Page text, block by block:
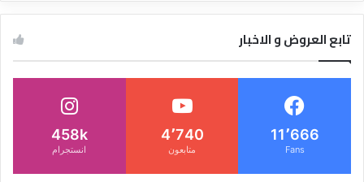
تابع العروض و الاخبار
11٬666
Fans
4٬740
متابعون
458k
انستجرام